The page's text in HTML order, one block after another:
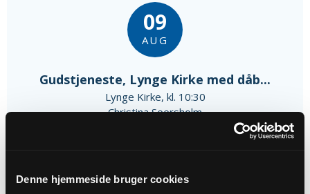
Denne hjemmeside bruger cookies
09
AUG
Gudstjeneste, Lynge Kirke med dåb...
Lynge Kirke, kl. 10:30
Christina Seersholm
AUG